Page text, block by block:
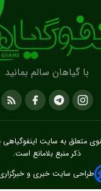
با گیاهان سالم بمانید
متعلق به سایت اینفوگیاهی
ذکر منبع بلامانع است.
طراحی سایت خبری و